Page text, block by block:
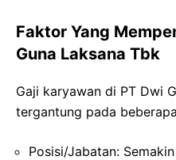
Faktor Yang
Guna Laksana Tbk
Gaji karyawan di PT Dwi
tergantung pada
Posisi/Jabatan: